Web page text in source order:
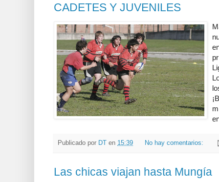
CADETES Y JUVENILES
Publicado por DT en 15:39 No hay comentarios:
Las chicas viajan hasta Mungía